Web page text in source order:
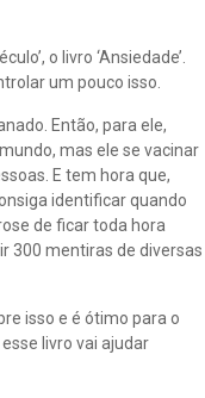
o livro ‘Ansiedade’.
um pouco isso.
Então, para ele,
mas ele se vacinar
E tem hora que,
identificar quando
de ficar toda hora
300 mentiras de diversas
isso e é ótimo para o
livro vai ajudar